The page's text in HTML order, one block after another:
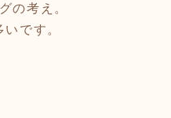
の考え。
です。